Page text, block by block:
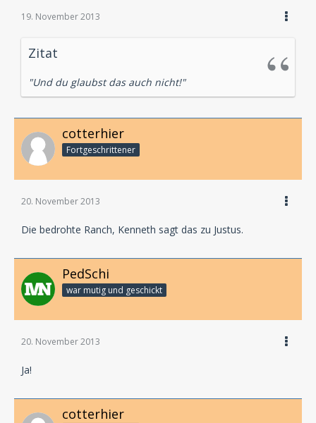
19. November 2013
Zitat
"Und du glaubst das auch nicht!"
cotterhier
Fortgeschrittener
20. November 2013
Die bedrohte Ranch, Kenneth sagt das zu Justus.
PedSchi
war mutig und geschickt
20. November 2013
Ja!
cotterhier